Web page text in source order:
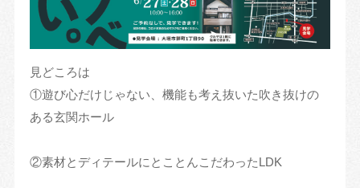
見どころは
①遊び心だけじゃない、機能も考え抜いた吹き抜けの
ある玄関ホール
②素材とディテールにとことんこだわったLDK